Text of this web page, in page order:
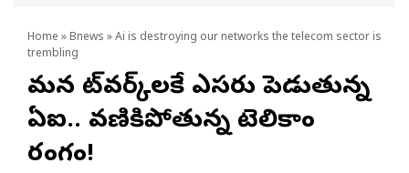
Home » Bnews » Ai is destroying our networks the telecom sector is
trembling
మన నెట్‌వర్క్‌లకే ఎసరు పెడుతున్న
ఏఐ.. వణికిపోతున్న టెలికాం
రంగం!